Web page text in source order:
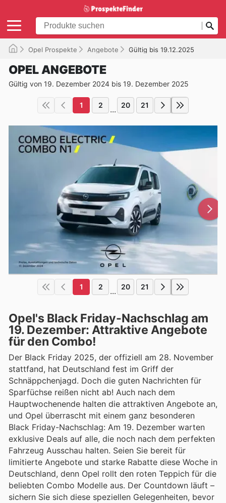
Opel Prospekte Angebote Gültig bis 19.12.2025
OPEL ANGEBOTE
Gültig von 19. Dezember 2024 bis 19. Dezember 2025
1 2 ... 20 21
1 2 ... 20 21
Opel's Black Friday-Nachschlag am
19. Dezember: Attraktive Angebote
für den Combo!
Der Black Friday 2025, der offiziell am 28. November
stattfand, hat Deutschland fest im Griff der
Schnäppchenjagd. Doch die guten Nachrichten für
Sparfüchse reißen nicht ab! Auch nach dem
Hauptwochenende halten die attraktiven Angebote an,
und Opel überrascht mit einem ganz besonderen
Black Friday-Nachschlag: Am 19. Dezember warten
exklusive Deals auf alle, die noch nach dem perfekten
Fahrzeug Ausschau halten. Seien Sie bereit für
limitierte Angebote und starke Rabatte diese Woche in
Deutschland, denn Opel rollt den roten Teppich für die
beliebten Combo Modelle aus. Der Countdown läuft –
sichern Sie sich diese speziellen Gelegenheiten, bevor